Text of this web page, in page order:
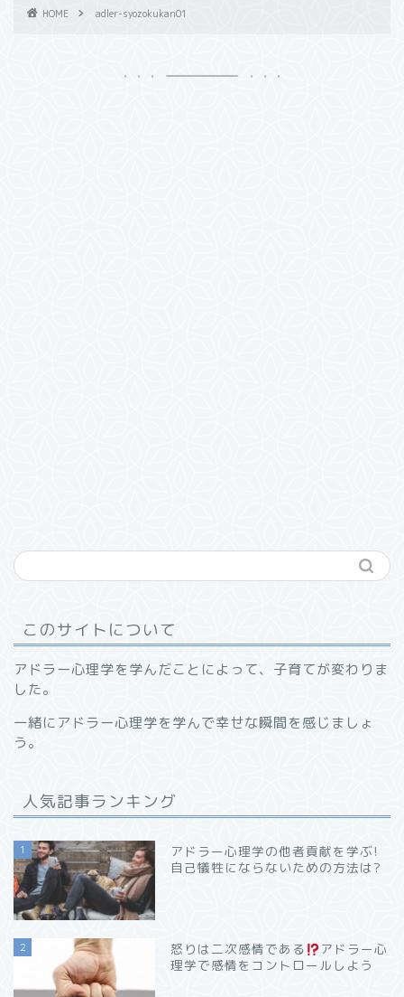
HOME adler-syozokukan01
このサイトについて
アドラー心理学を学んだことによって、子育てが変わりま
した。
一緒にアドラー心理学を学んで幸せな瞬間を感じましょ
う。
人気記事ランキング
1
アドラー心理学の他者貢献を学ぶ!
自己犠牲にならないための方法は?
2 怒りは二次感情である
アドラー心
理学で感情をコントロールしよう